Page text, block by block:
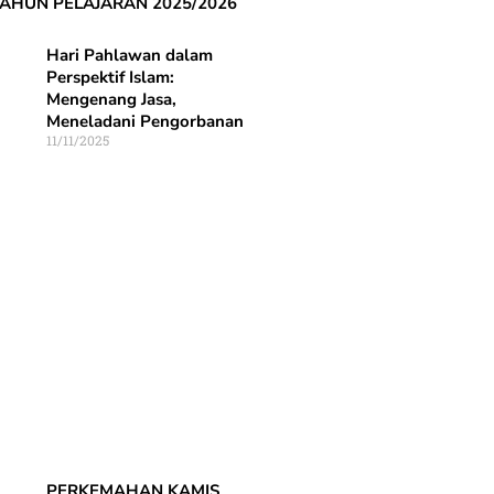
Hari Pahlawan dalam
Perspektif Islam:
Mengenang Jasa,
Meneladani Pengorbanan
11/11/2025